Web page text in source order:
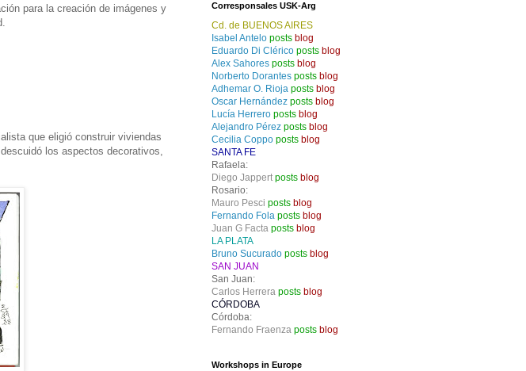
para la creación de imágenes y
que eligió construir viviendas
los aspectos decorativos,
Corresponsales USK-Arg
Cd. de BUENOS AIRES
Isabel Antelo posts blog
Eduardo Di Clérico posts blog
Alex Sahores posts blog
Norberto Dorantes posts blog
Adhemar O. Rioja posts blog
Oscar Hernández posts blog
Lucía Herrero posts blog
Alejandro Pérez posts blog
Cecilia Coppo posts blog
SANTA FE
Rafaela:
Diego Jappert posts blog
Rosario:
Mauro Pesci posts blog
Fernando Fola posts blog
Juan G Facta posts blog
LA PLATA
Bruno Sucurado posts blog
SAN JUAN
San Juan:
Carlos Herrera posts blog
CÓRDOBA
Córdoba:
Fernando Fraenza posts blog
Workshops in Europe